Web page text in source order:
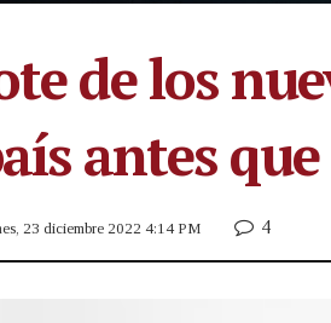
de los
antes
23 diciembre 2022 4:14 PM 4